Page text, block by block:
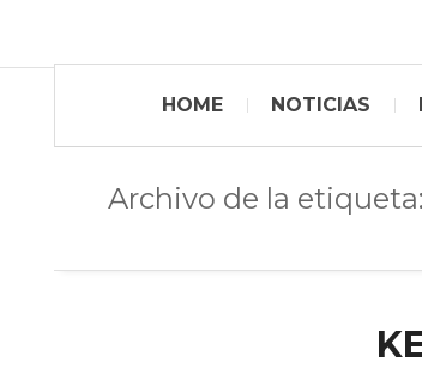
HOME NOTICIAS
Archivo de la etiqueta: